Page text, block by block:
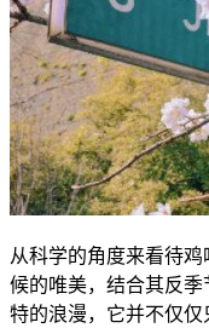
从科学的角度来看待
候的唯美，结合其反
特的浪漫，它并不仅